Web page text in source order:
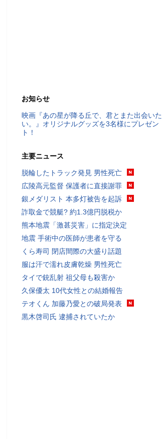
お知らせ
映画『あの星が降る丘で、君とまた出会いた
い。』オリジナルグッズを3名様にプレゼン
ト！
主要ニュース
脱輪したトラック発見 男性死亡
広陵高元監督 保護者に直接謝罪
銀メダリスト 本多灯被告を起訴
詐取金で競艇? 約1.3億円脱税か
熊本地震「激甚災害」に指定決定
地震 手術中の医師が患者を守る
くら寿司 閉店間際の大盛り話題
服は汗で濡れ皮膚乾燥 男性死亡
タイで銃乱射 祖父母も殺害か
久保優太 10代女性との結婚報告
テオくん 加藤乃愛との破局発表
黒木啓司氏 逮捕されていたか